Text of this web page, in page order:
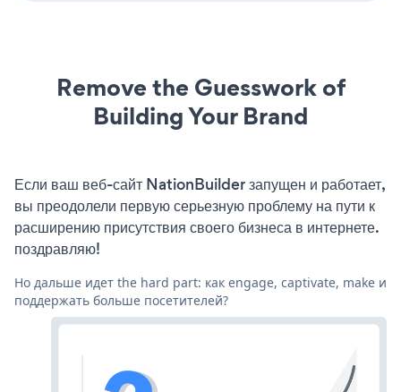
Remove the Guesswork of
Building Your Brand
Если ваш веб-сайт NationBuilder запущен и работает,
вы преодолели первую серьезную проблему на пути к
расширению присутствия своего бизнеса в интернете.
поздравляю!
Но дальше идет the hard part: как engage, captivate, make и
поддержать больше посетителей?